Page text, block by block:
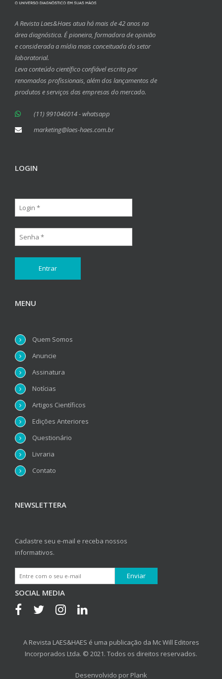
A Revista Laes&Haes atua há mais de 42 anos na
área diagnóstica. É pioneira, formadora de opinião
e considerada a mídia mais conceituada do setor
laboratorial.
Leva conteúdo científico confiável escrito por
renomados profissionais, além dos lançamentos de
produtos e serviços das empresas do mercado.
(11) 991046014 - whatsapp
marketing@laes-haes.com.br
LOGIN
MENU
Quem Somos
Anuncie
Assinatura
Notícias
Artigos Científicos
Edições Anteriores
Questionário
Livraria
Contato
NEWSLETTERA
Cadastre seu e-mail e receba nossos
informativos.
SOCIAL MEDIA
A Revista LAES&HAES é uma publicação da Mc Will Editores
Incorporados Ltda. © 2021. Todos os direitos reservados.
Desenvolvido por Plank